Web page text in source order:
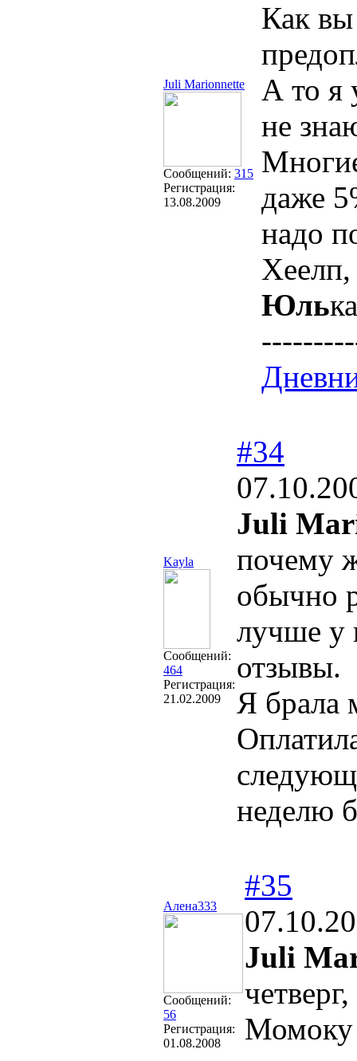
Juli Marionnette
Сообщений: 315
Регистрация:
13.08.2009
Как
А то я
не
даже
надо
Юль
Kayla
Сообщений:
464
Регистрация:
21.02.2009
#34
Juli
почему
обычно
лучше у
отзывы.
Я брала
неделю
Алена333
Сообщений:
56
Регистрация:
01.08.2008
#35
Juli
Момоку